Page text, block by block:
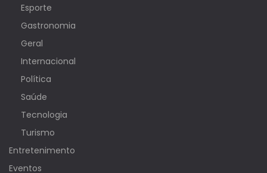
Esporte
Gastronomia
Geral
Internacional
Política
Saúde
Tecnologia
Turismo
Entretenimento
Eventos